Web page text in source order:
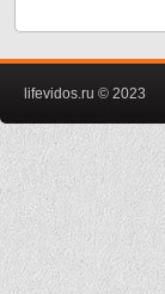
lifevidos.ru © 2023